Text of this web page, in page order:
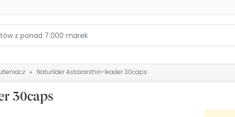
Naturlíder Astaxanthin-leader 30caps
30caps